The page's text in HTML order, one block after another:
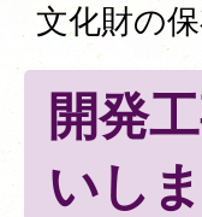
文化財の
開発
いし